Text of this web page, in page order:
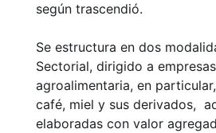
según trascendió.
Se estructura en dos
Sectorial, dirigido a
agroalimentaria, en
café, miel y sus derivados,
elaboradas con valor